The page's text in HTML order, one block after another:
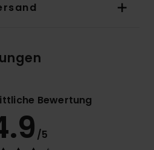
Bewertung
/5